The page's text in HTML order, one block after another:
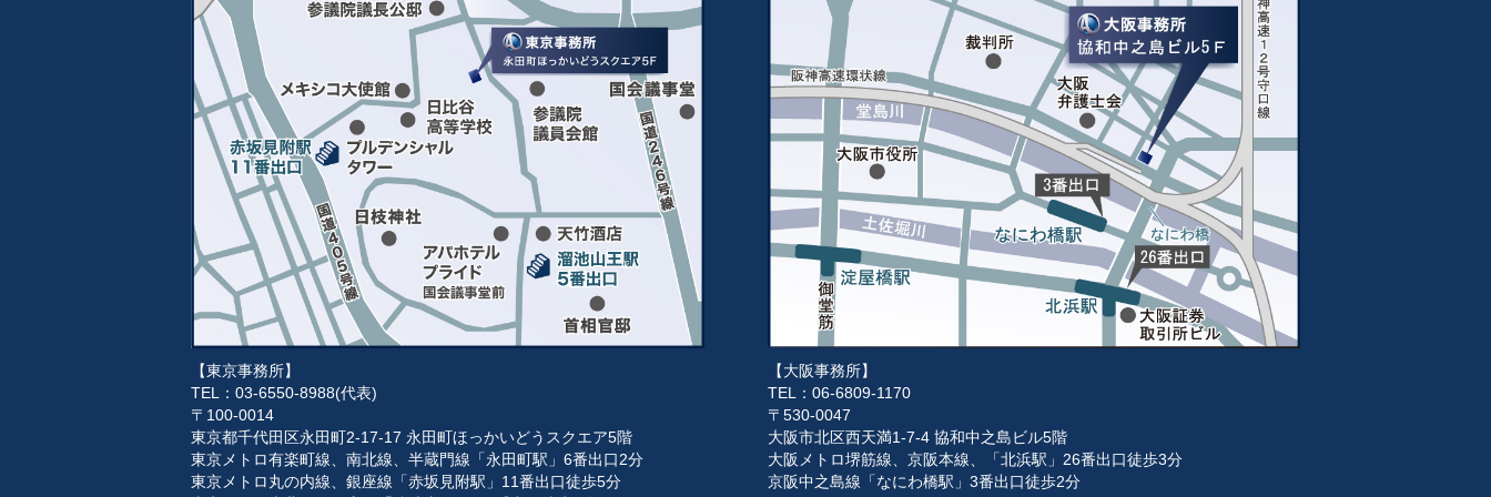
【東京事務所】
TEL：03-6550-8988(代表)
〒100-0014
東京都千代田区永田町2-17-17 永田町ほっかいどうスクエア5階
東京メトロ有楽町線、南北線、半蔵門線「永田町駅」6番出口2分
東京メトロ丸の内線、銀座線「赤坂見附駅」11番出口徒歩5分
【大阪事務所】
TEL：06-6809-1170
〒530-0047
大阪市北区西天満1-7-4 協和中之島ビル5階
大阪メトロ堺筋線、京阪本線、「北浜駅」26番出口徒歩3分
京阪中之島線「なにわ橋駅」3番出口徒歩2分